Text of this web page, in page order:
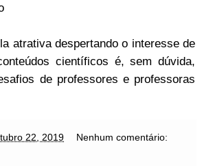
atrativa despertando o interesse de
científicos é, sem dúvida,
de professores e professoras
22, 2019 Nenhum comentário: